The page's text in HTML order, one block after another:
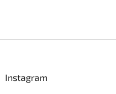
Instagram